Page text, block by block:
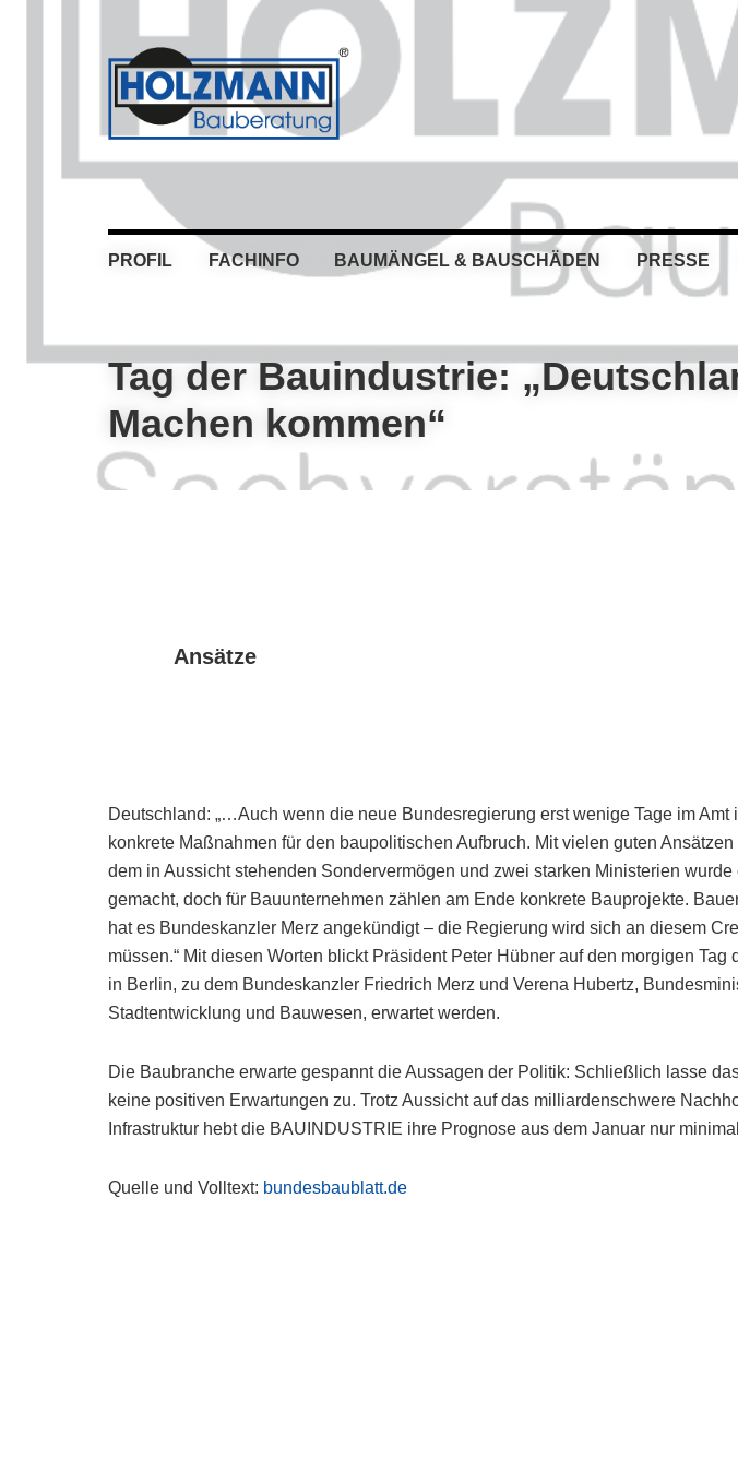
PROFIL FACHINFO BAUMÄNGEL & BAUSCHÄDEN PRESSE
Tag der Bauindustrie:
Machen kommen“
Ansätze
Deutschland: „…Auch wenn die neue Bundesregierung erst wenige Tage im Amt
konkrete Maßnahmen für den baupolitischen Aufbruch. Mit vielen guten
dem in Aussicht stehenden Sondervermögen und zwei starken Ministerien wurde
gemacht, doch für Bauunternehmen zählen am Ende konkrete Bauprojekte.
hat es Bundeskanzler Merz angekündigt – die Regierung wird sich an diesem
müssen.“ Mit diesen Worten blickt Präsident Peter Hübner auf den morgigen Tag
in Berlin, zu dem Bundeskanzler Friedrich Merz und Verena Hubertz,
Stadtentwicklung und Bauwesen, erwartet werden.
Die Baubranche erwarte gespannt die Aussagen der Politik: Schließlich lasse
keine positiven Erwartungen zu. Trotz Aussicht auf das milliardenschwere
Infrastruktur hebt die BAUINDUSTRIE ihre Prognose aus dem Januar nur
Quelle und Volltext: bundesbaublatt.de